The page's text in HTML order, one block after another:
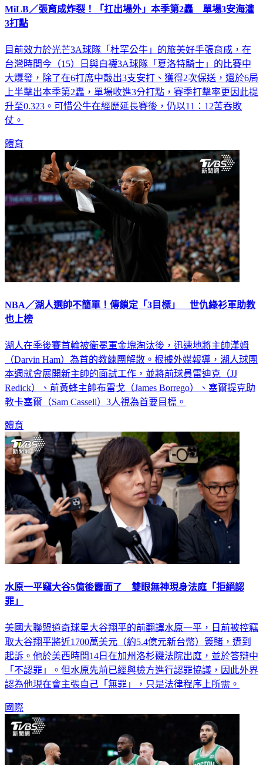
MiLB／張育成炸裂！「扛出場外」本季第2轟 單場3安海灌
3打點
目前效力於光芒3A球隊「杜罕公牛」的旅美好手張育成，在
台灣時間今（15）日與白襪3A球隊「夏洛特騎士」的比賽中
大爆發，除了在6打席中敲出3支安打、獲得2次保送，還於6局
上半擊出本季第2轟，單場收進3分打點，賽季打擊率更因此提
升至0.323。可惜公牛在經歷延長賽後，仍以11：12苦吞敗
仗。
體育
NBA／湖人選帥不簡單！傳鎖定「3目標」 世仇綠衫軍助教
也上榜
湖人在季後賽首輪被衛冕軍金塊淘汰後，迅速地將主帥漢姆
（Darvin Ham）為首的教練團解散。根據外媒報導，湖人球團
本週就會展開新主帥的面試工作，並將前球員雷迪克（JJ
Redick）、前黃蜂主帥布雷戈（James Borrego）、塞爾提克助
教卡塞爾（Sam Cassell）3人視為首要目標。
體育
水原一平竊大谷5億後露面了 雙眼無神現身法庭「拒絕認
罪」
美國大聯盟道奇球星大谷翔平的前翻譯水原一平，日前被控竊
取大谷翔平將近1700萬美元（約5.4億元新台幣）簽賭，遭到
起訴。他於美西時間14日在加州洛杉磯法院出庭，並於答辯中
「不認罪」。但水原先前已經與檢方進行認罪協議，因此外界
認為他現在會主張自己「無罪」，只是法律程序上所需。
國際